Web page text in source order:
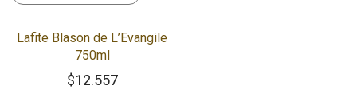
Lafite Blason de L’Evangile
750ml
$12.557